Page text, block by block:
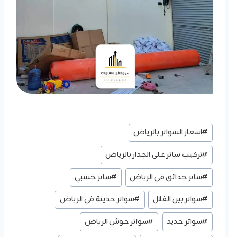
وسوم
المقال:
#اسعار السواتر بالرياض
#تركيب ساتر على الجدار بالرياض
#ساتر حدائق في الرياض #ساتر خشبي
#سواتر بين الفلل #سواتر حديثة في الرياض
#سواتر حديد #سواتر حوش الرياض